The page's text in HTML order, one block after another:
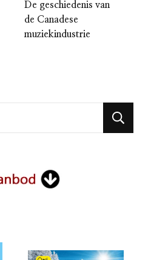
De geschiedenis van
de Canadese
muziekindustrie